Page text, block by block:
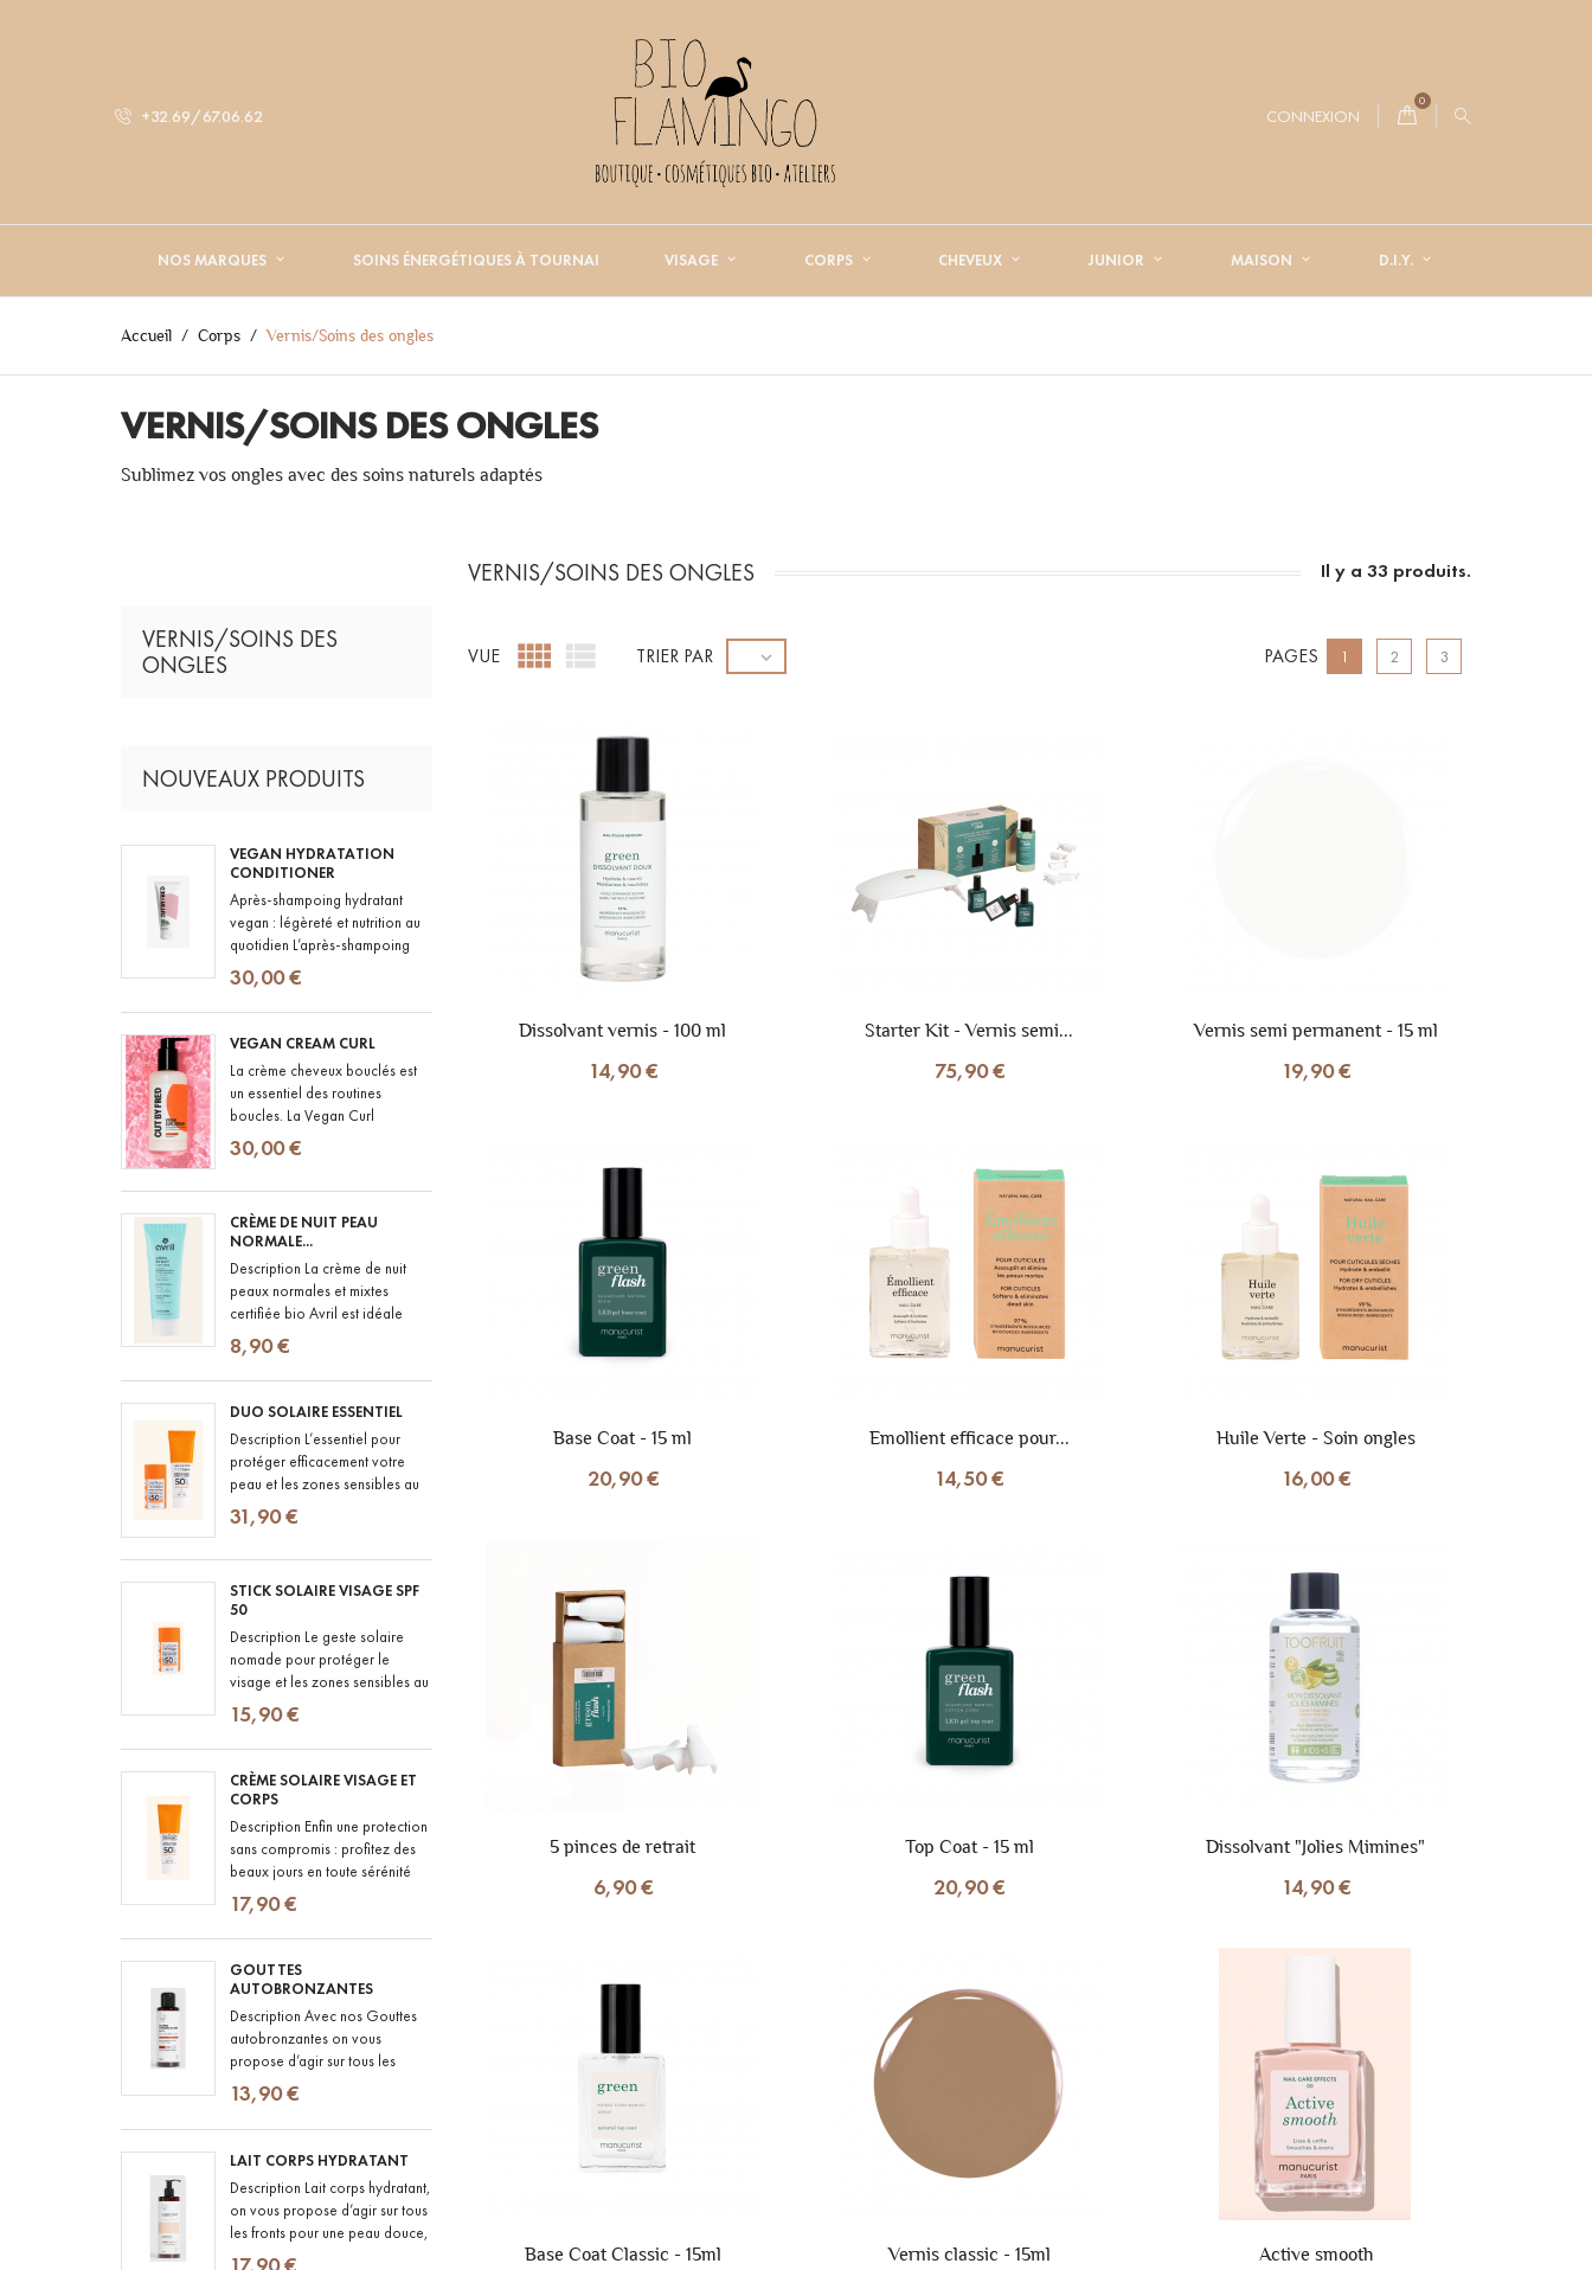
+32.69/67.06.62 CONNEXION
0
NOS MARQUES SOINS ÉNERGÉTIQUES À TOURNAI VISAGE CORPS CHEVEUX JUNIOR MAISON D.I.Y.
Accueil Corps Vernis/Soins des ongles
VERNIS/SOINS DES ONGLES
Sublimez vos ongles avec des soins naturels adaptés
VERNIS/SOINS DES
ONGLES
NOUVEAUX PRODUITS
VEGAN HYDRATATION
CONDITIONER
Après-shampoing hydratant
vegan : légèreté et nutrition au
quotidien L’après-shampoing
hydratant est un indispensable
de toute routine capillaire,...
30,00 €
VEGAN CREAM CURL
La crème cheveux bouclés est
un essentiel des routines
boucles. La Vegan Curl
Cream de CUT BY FRED a été
pensée pour les cheveux
30,00 €
CRÈME DE NUIT PEAU
NORMALE...
Description La crème de nuit
peaux normales et mixtes
certifiée bio Avril est idéale
pour prendre soin de votre
peau. Cette crème associe
des...
8,90 €
DUO SOLAIRE ESSENTIEL
Description L’essentiel pour
protéger efficacement votre
peau et les zones sensibles au
quotidien. La Crème Solaire
SPF50+ offre une très haute...
31,90 €
STICK SOLAIRE VISAGE SPF
50
Description Le geste solaire
nomade pour protéger le
visage et les zones sensibles au
quotidien : un stick solaire SPF
50 au fini totalement...
15,90 €
CRÈME SOLAIRE VISAGE ET
CORPS
Description Enfin une protection
sans compromis : profitez des
beaux jours en toute sérénité
avec notre crème solaire SPF
50+ au fini totalement...
17,90 €
GOUTTES
AUTOBRONZANTES
Description Avec nos Gouttes
autobronzantes on vous
propose d’agir sur tous les
fronts : ILLUMINER : la peau est
visiblement plus lumineuse et...
13,90 €
LAIT CORPS HYDRATANT
Description Lait corps hydratant,
on vous propose d’agir sur tous
les fronts pour une peau douce,
souple et hydratée HYDRATER :
VERNIS/SOINS DES ONGLES Il y a 33 produits.
VUE   TRIER PAR  PAGES 1 2 3
Dissolvant vernis - 100 ml
14,90 €
Starter Kit - Vernis semi...
75,90 €
Vernis semi permanent - 15 ml
19,90 €
Base Coat - 15 ml
20,90 €
Emollient efficace pour...
14,50 €
Huile Verte - Soin ongles
16,00 €
5 pinces de retrait
6,90 €
Top Coat - 15 ml
20,90 €
Dissolvant "Jolies Mimines"
14,90 €
Base Coat Classic - 15ml Vernis classic - 15ml Active smooth